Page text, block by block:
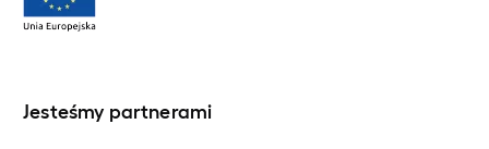
Jesteśmy partnerami